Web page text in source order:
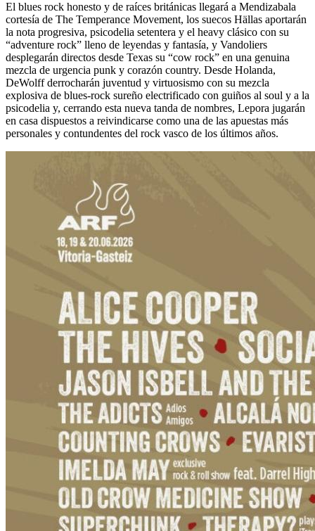
El blues rock honesto y de raíces británicas llegará a Mendizabala
cortesía de The Temperance Movement, los suecos Hällas aportarán
la nota progresiva, psicodelia setentera y el heavy clásico con su
“adventure rock” lleno de leyendas y fantasía, y Vandoliers
desplegarán directos desde Texas su “cow rock” en una genuina
mezcla de urgencia punk y corazón country. Desde Holanda,
DeWolff derrocharán juventud y virtuosismo con su mezcla
explosiva de blues-rock sureño electrificado con guiños al soul y a la
psicodelia y, cerrando esta nueva tanda de nombres, Lepora jugarán
en casa dispuestos a reivindicarse como una de las apuestas más
personales y contundentes del rock vasco de los últimos años.